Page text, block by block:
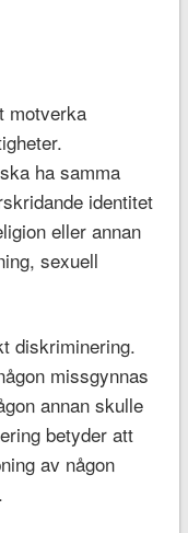
motverka
ha samma
identitet
eller annan
sexuell
diskriminering.
missgynnas
annan skulle
betyder att
av någon